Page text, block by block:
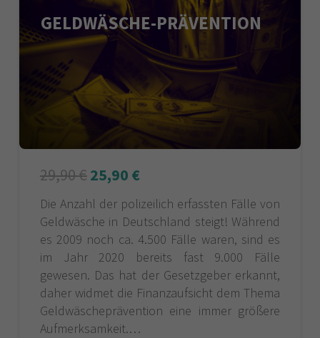
GELDWÄSCHE-PRÄVENTION
29,90€25,90 €
Die Anzahl der polizeilich erfassten Fälle von
Geldwäsche in Deutschland steigt! Während
es 2009 noch ca. 4.500 Fälle waren, sind es
im Jahr 2020 bereits fast 9.000 Fälle
gewesen. Das hat der Gesetzgeber erkannt,
daher widmet die Finanzaufsicht dem Thema
Geldwäscheprävention eine immer größere
Aufmerksamkeit.…